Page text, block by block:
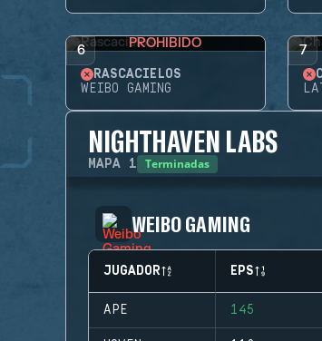
6 PROHIBIDO
RASCACIELOS
WEIBO GAMING
7
NIGHTHAVEN LABS
MAPA 1 Terminadas
WEIBO GAMING
JUGADOR EPS
APE 145